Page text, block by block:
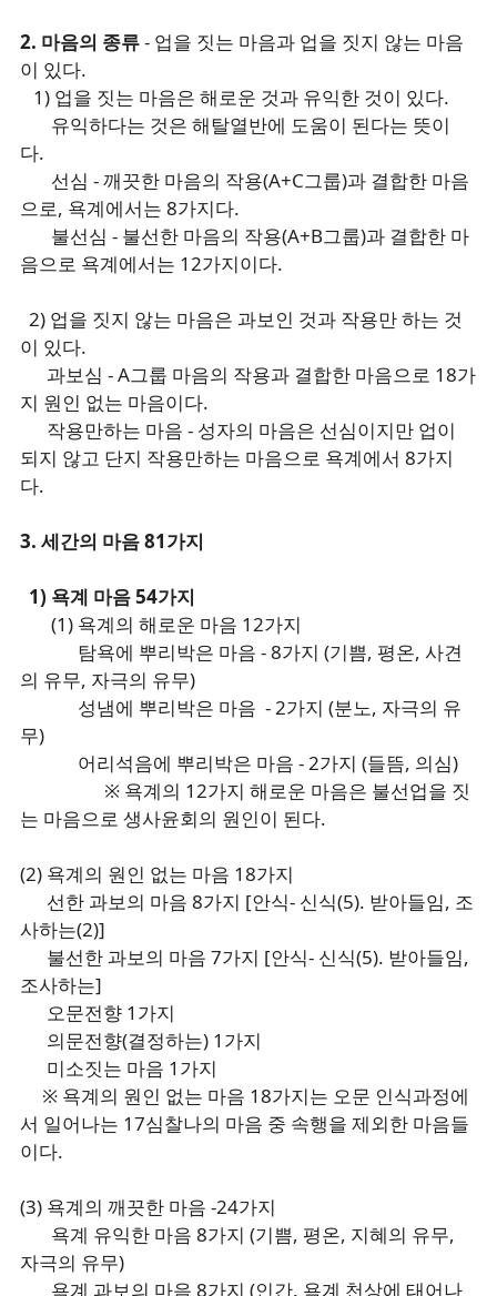
2. 마음의 종류- 업을 짓는 마음과 업을 짓지 않는 마음
이 있다.
1) 업을 짓는 마음은 해로운 것과 유익한 것이 있다.
유익하다는 것은 해탈열반에 도움이 된다는 뜻이
다.
선심 - 깨끗한 마음의 작용(A+C그룹)과 결합한 마음
으로, 욕계에서는 8가지다.
불선심 - 불선한 마음의 작용(A+B그룹)과 결합한 마
음으로 욕계에서는 12가지이다.
2) 업을 짓지 않는 마음은 과보인 것과 작용만 하는 것
이 있다.
과보심 - A그룹 마음의 작용과 결합한 마음으로 18가
지 원인 없는 마음이다.
작용만하는 마음 - 성자의 마음은 선심이지만 업이
되지 않고 단지 작용만하는 마음으로 욕계에서 8가지
다.
3. 세간의 마음 81가지
1) 욕계 마음 54가지
(1) 욕계의 해로운 마음 12가지
탐욕에 뿌리박은 마음 - 8가지 (기쁨, 평온, 사견
의 유무, 자극의 유무)
성냄에 뿌리박은 마음 - 2가지 (분노, 자극의 유
무)
어리석음에 뿌리박은 마음 - 2가지 (들뜸, 의심)
※ 욕계의 12가지 해로운 마음은 불선업을 짓
는 마음으로 생사윤회의 원인이 된다.
(2) 욕계의 원인 없는 마음 18가지
선한 과보의 마음 8가지 [안식- 신식(5). 받아들임, 조
사하는(2)]
불선한 과보의 마음 7가지 [안식- 신식(5). 받아들임,
조사하는]
오문전향 1가지
의문전향(결정하는) 1가지
미소짓는 마음 1가지
※ 욕계의 원인 없는 마음 18가지는 오문 인식과정에
서 일어나는 17심찰나의 마음 중 속행을 제외한 마음들
이다.
(3) 욕계의 깨끗한 마음 -24가지
욕계 유익한 마음 8가지 (기쁨, 평온, 지혜의 유무,
자극의 유무)
욕계 과보의 마음 8가지 (인간. 욕계 천상에 태어나